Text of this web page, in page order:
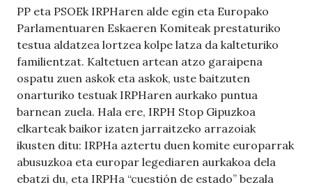
PP eta PSOEk IRPHaren alde egin eta Europako
Parlamentuaren Eskaeren Komiteak prestaturiko
testua aldatzea lortzea kolpe latza da kalteturiko
familientzat. Kaltetuen artean atzo garaipena
ospatu zuen askok eta askok, uste baitzuten
onarturiko testuak IRPHaren aurkako puntua
barnean zuela. Hala ere, IRPH Stop Gipuzkoa
elkarteak baikor izaten jarraitzeko arrazoiak
ikusten ditu: IRPHa aztertu duen komite europarrak
abusuzkoa eta europar legediaren aurkakoa dela
ebatzi du, eta IRPHa “cuestión de estado” bezala